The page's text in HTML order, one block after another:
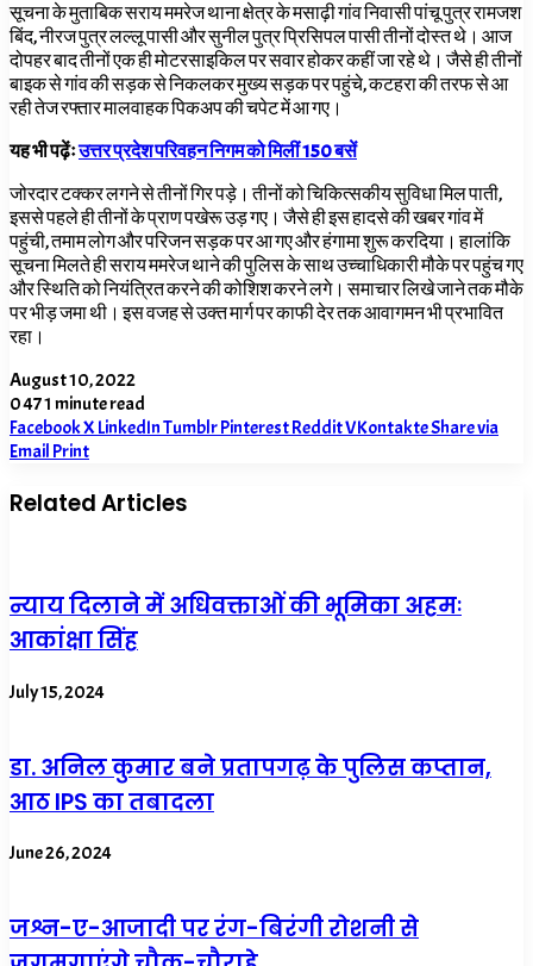
सूचना के मुताबिक सराय ममरेज थाना क्षेत्र के मसाढ़ी गांव निवासी पांचू पुत्र रामजश
बिंद,नीरज पुत्र लल्लू पासी और सुनील पुत्र प्रिसिपल पासी तीनों दोस्त थे। आज
दोपहर बाद तीनों एक ही मोटरसाइकिल पर सवार होकर कहीं जा रहे थे। जैसे ही तीनों
बाइक से गांव की सड़क से निकलकर मुख्य सड़क पर पहुंचे, कटहरा की तरफ से आ
रही तेज रफ्तार मालवाहक पिकअप की चपेट में आ गए।
यह भी पढ़ेंःउत्तर प्रदेश परिवहन निगम को मिलीं 150 बसें
जोरदार टक्कर लगने से तीनों गिर पड़े। तीनों को चिकित्सकीय सुविधा मिल पाती,
इससे पहले ही तीनों के प्राण पखेरू उड़ गए। जैसे ही इस हादसे की खबर गांव में
पहुंची, तमाम लोग और परिजन सड़क पर आ गए और हंगामा शुरू करदिया। हालांकि
सूचना मिलते ही सराय ममरेज थाने की पुलिस के साथ उच्चाधिकारी मौके पर पहुंच गए
और स्थिति को नियंत्रित करने की कोशिश करने लगे। समाचार लिखे जाने तक मौके
पर भीड़ जमा थी। इस वजह से उक्त मार्ग पर काफी देर तक आवागमन भी प्रभावित
रहा।
August 10, 2022
0471 minute read
FacebookXLinkedInTumblrPinterestRedditVKontakteShare via
Email Print
Related Articles
न्याय दिलाने में अधिवक्ताओं की भूमिका अहमः
आकांक्षा सिंह
July 15, 2024
डा. अनिल कुमार बने प्रतापगढ़ के पुलिस कप्तान,
आठ IPS का तबादला
June 26, 2024
जश्न-ए-आजादी पर रंग-बिरंगी रोशनी से